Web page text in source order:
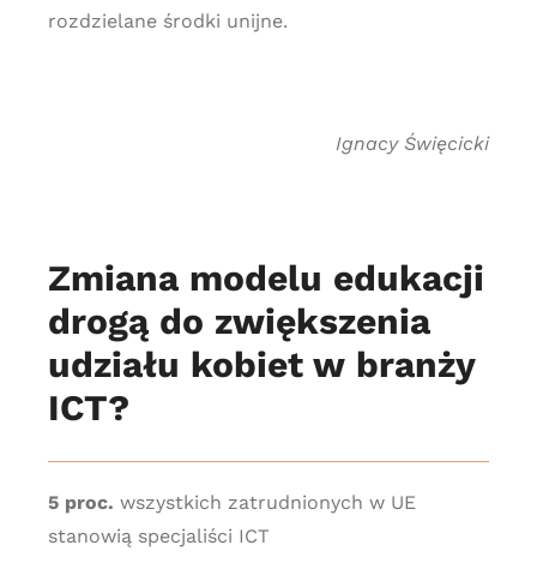
rozdzielane środki unijne.
Ignacy Święcicki
Zmiana modelu edukacji
drogą do zwiększenia
udziału kobiet w branży
ICT?
5 proc. wszystkich zatrudnionych w UE
stanowią specjaliści ICT